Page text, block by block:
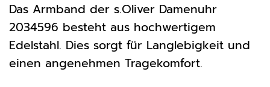
Das Armband der s.Oliver Damenuhr
2034596 besteht aus hochwertigem
Edelstahl. Dies sorgt für Langlebigkeit und
einen angenehmen Tragekomfort.